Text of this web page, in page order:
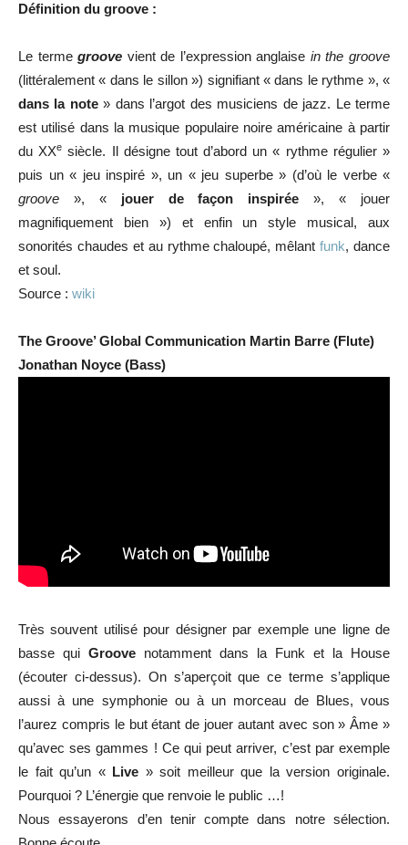
Définition du groove :
Le termegroove vient de l’expression anglaise in the groove
(littéralement « dans le sillon ») signifiant « dans le rythme », «
dans la note» dans l’argot des musiciens de jazz. Le terme
est utilisé dans la musique populaire noire américaine à partir
du XXe siècle. Il désigne tout d’abord un « rythme régulier »
puis un « jeu inspiré », un « jeu superbe » (d’où le verbe «
groove », « jouer de façon inspirée », « jouer
magnifiquement bien ») et enfin un style musical, aux
sonorités chaudes et au rythme chaloupé, mêlantfunk, dance
et soul.
Source : wiki
The Groove’ Global Communication Martin Barre (Flute)
Jonathan Noyce (Bass)
Très souvent utilisé pour désigner par exemple une ligne de
basse qui Groove notamment dans la Funk et la House
(écouter ci-dessus). On s’aperçoit que ce terme s’applique
aussi à une symphonie ou à un morceau de Blues, vous
l’aurez compris le but étant de jouer autant avec son » Âme »
qu’avec ses gammes ! Ce qui peut arriver, c’est par exemple
le fait qu’un « Live » soit meilleur que la version originale.
Pourquoi ? L’énergie que renvoie le public …!
Nous essayerons d’en tenir compte dans notre sélection.